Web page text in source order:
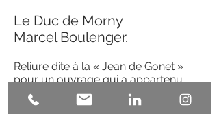
Le Duc de Morny
Marcel Boulenger.
Reliure dite à la « Jean de Gonet »
pour un ouvrage qui a appartenu
à Pierre de Nolhac, poète
parnassien.